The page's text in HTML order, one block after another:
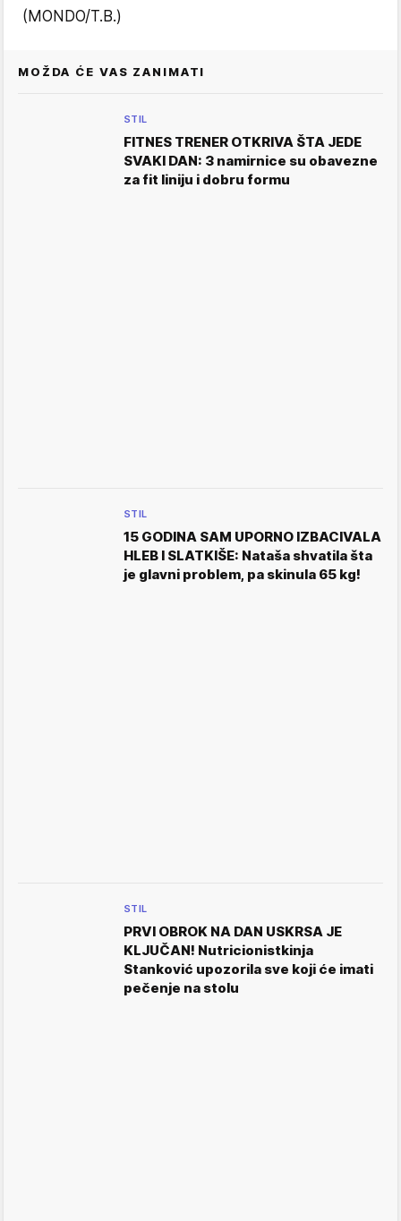
(MONDO/T.B.)
MOŽDA ĆE VAS ZANIMATI
STIL
FITNES TRENER OTKRIVA ŠTA JEDE
SVAKI DAN: 3 namirnice su obavezne
za fit liniju i dobru formu
STIL
15 GODINA SAM UPORNO IZBACIVALA
HLEB I SLATKIŠE: Nataša shvatila šta
je glavni problem, pa skinula 65 kg!
STIL
PRVI OBROK NA DAN USKRSA JE
KLJUČAN! Nutricionistkinja
Stanković upozorila sve koji će imati
pečenje na stolu